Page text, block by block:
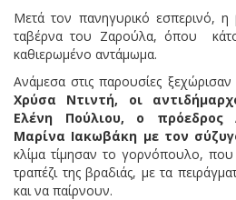
Μετά τον πανηγυρικό εσπερινό, η
ταβέρνα του Ζαρούλα, όπου
καθιερωμένο αντάμωμα.
Ανάμεσα στις παρουσίες ξεχώρισαν
Χρύσα Ντιντή, οι
Ελένη Πούλιου, ο πρόεδρος
Μαρίνα Ιακωβάκη με τον
κλίμα τίμησαν το γορνόπουλο, που
τραπέζι της βραδιάς, με τα
και να παίρνουν.